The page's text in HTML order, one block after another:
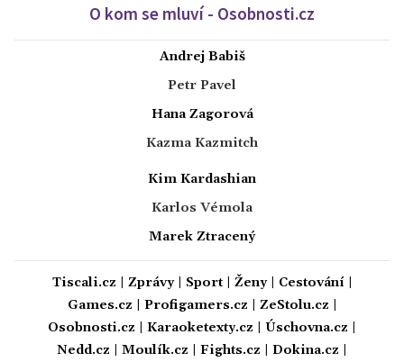
O kom se mluví - Osobnosti.cz
Andrej Babiš
Petr Pavel
Hana Zagorová
Kazma Kazmitch
Kim Kardashian
Karlos Vémola
Marek Ztracený
Tiscali.cz Zprávy| Sport| Ženy| Cestování|
Games.cz
Profigamers.cz ZeStolu.cz
Osobnosti.cz
Karaoketexty.cz Úschovna.cz
Nedd.cz
Moulík.cz Fights.cz Dokina.cz